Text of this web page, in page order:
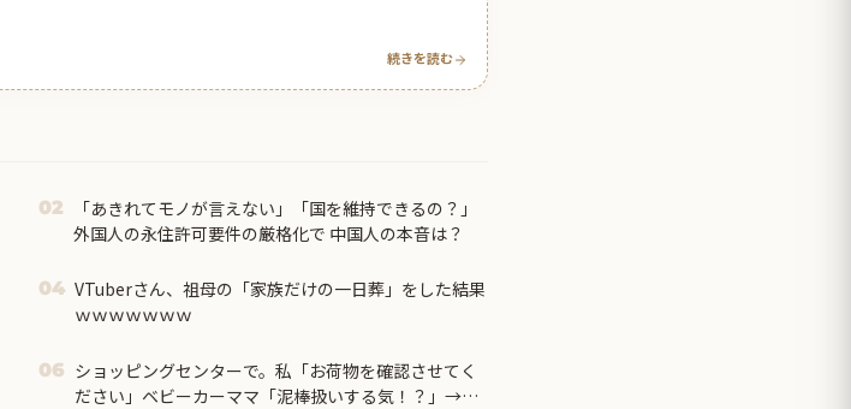
続きを読む
02
「あきれてモノが言えない」「国を維持できるの？」
外国人の永住許可要件の厳格化で 中国人の本音は？
04 VTuberさん、祖母の「家族だけの一日葬」をした結果
ｗｗｗｗｗｗｗ
06 ショッピングセンターで。私「お荷物を確認させてく
ださい」ベビーカーママ「泥棒扱いする気！？」→ゲ